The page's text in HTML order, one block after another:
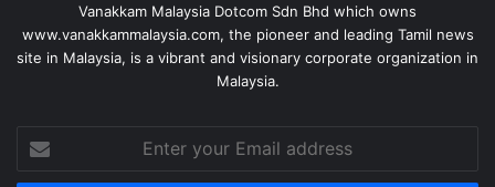
Vanakkam Malaysia Dotcom Sdn Bhd which owns
www.vanakkammalaysia.com, the pioneer and leading Tamil news
site in Malaysia, is a vibrant and visionary corporate organization in
Malaysia.
your
Email